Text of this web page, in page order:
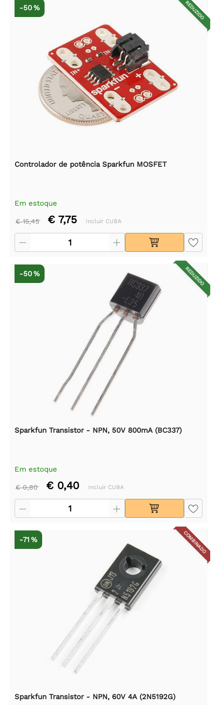
REDUZIDO
-50 %
Controlador de potência Sparkfun MOSFET
Em estoque
€ 15,45 € 7,75 Incluir CUBA
REDUZIDO
-50 %
Sparkfun Transistor - NPN, 50V 800mA (BC337)
Em estoque
€ 0,80 € 0,40 Incluir CUBA
COMBINADO
-71 %
Sparkfun Transistor - NPN, 60V 4A (2N5192G)